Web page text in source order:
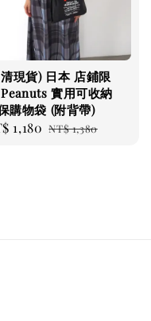
現貨) 日本 店鋪限
實用可收納
購物袋 (附背帶)
1,180 Regular
NT$ 1,380